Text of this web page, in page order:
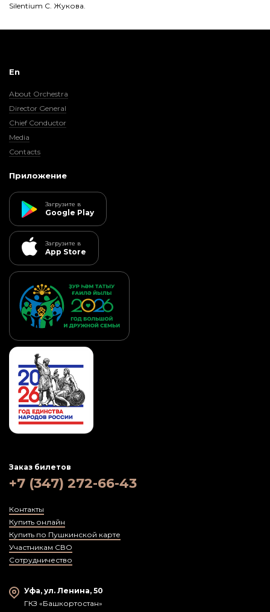
Silentium С. Жукова.
En
About Orchestra
Director General
Chief Conductor
Media
Contacts
Приложение
Загрузите в
Google Play
Загрузите в
App Store
Заказ билетов
+7 (347) 272-66-43
Контакты
Купить онлайн
Купить по Пушкинской карте
Участникам СВО
Сотрудничество
Уфа, ул. Ленина, 50
ГКЗ «Башкортостан»